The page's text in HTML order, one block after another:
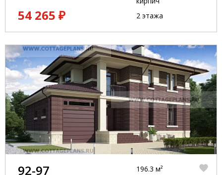
54 265 ₽
2 этажа
92-97
196.3 м²